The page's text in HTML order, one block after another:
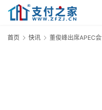
首页 快讯 董俊峰出席APEC